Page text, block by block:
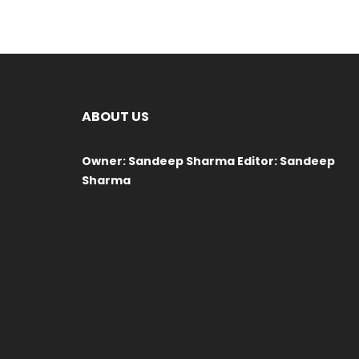
ABOUT US
Owner: Sandeep Sharma Editor: Sandeep
Sharma